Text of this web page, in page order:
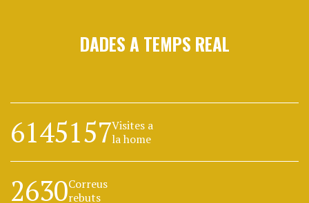
DADES A TEMPS REAL
6145157Visites a
la home
2630Correus
rebuts